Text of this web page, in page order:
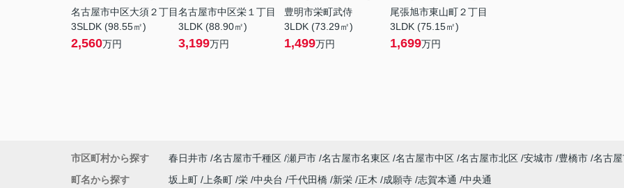
名古屋市中区大須２丁目
3SLDK (98.55㎡)
2,560万円
名古屋市中区栄１丁目
3LDK (88.90㎡)
3,199万円
豊明市栄町武侍
3LDK (73.29㎡)
1,499万円
尾張旭市東山町２丁目
3LDK (75.15㎡)
1,699万円
市区町村から探す 春日井市 名古屋市千種区 瀬戸市 名古屋市名東区 名古屋市中区 名古屋市北区 安城市 豊橋市 名古
町名から探す
坂上町 上条町 栄 中央台 千代田橋 新栄 正木 成願寺 志賀本通
中央通